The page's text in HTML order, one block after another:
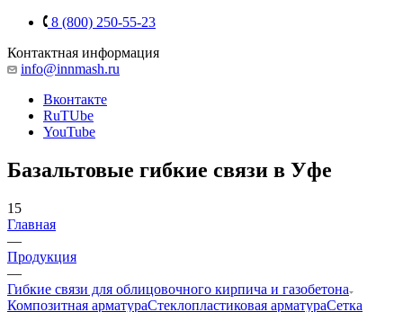
8 (800) 250-55-23
Контактная информация
info@innmash.ru
Вконтакте
RuTUbe
YouTube
Базальтовые гибкие связи в Уфе
15
Главная
—
Продукция
—
Гибкие связи для облицовочного кирпича и газобетона
Композитная арматураCтеклопластиковая арматураСетка